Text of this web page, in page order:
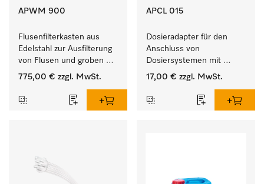
APWM 900
Flusenfilterkasten aus
Edelstahl zur Ausfilterung
von Flusen und groben
Partikeln aus der Lauge.
775,00 € zzgl. MwSt.
APCL 015
Dosieradapter für den
Anschluss von
Dosiersystemen mit
Wassereinspülung.
17,00 € zzgl. MwSt.